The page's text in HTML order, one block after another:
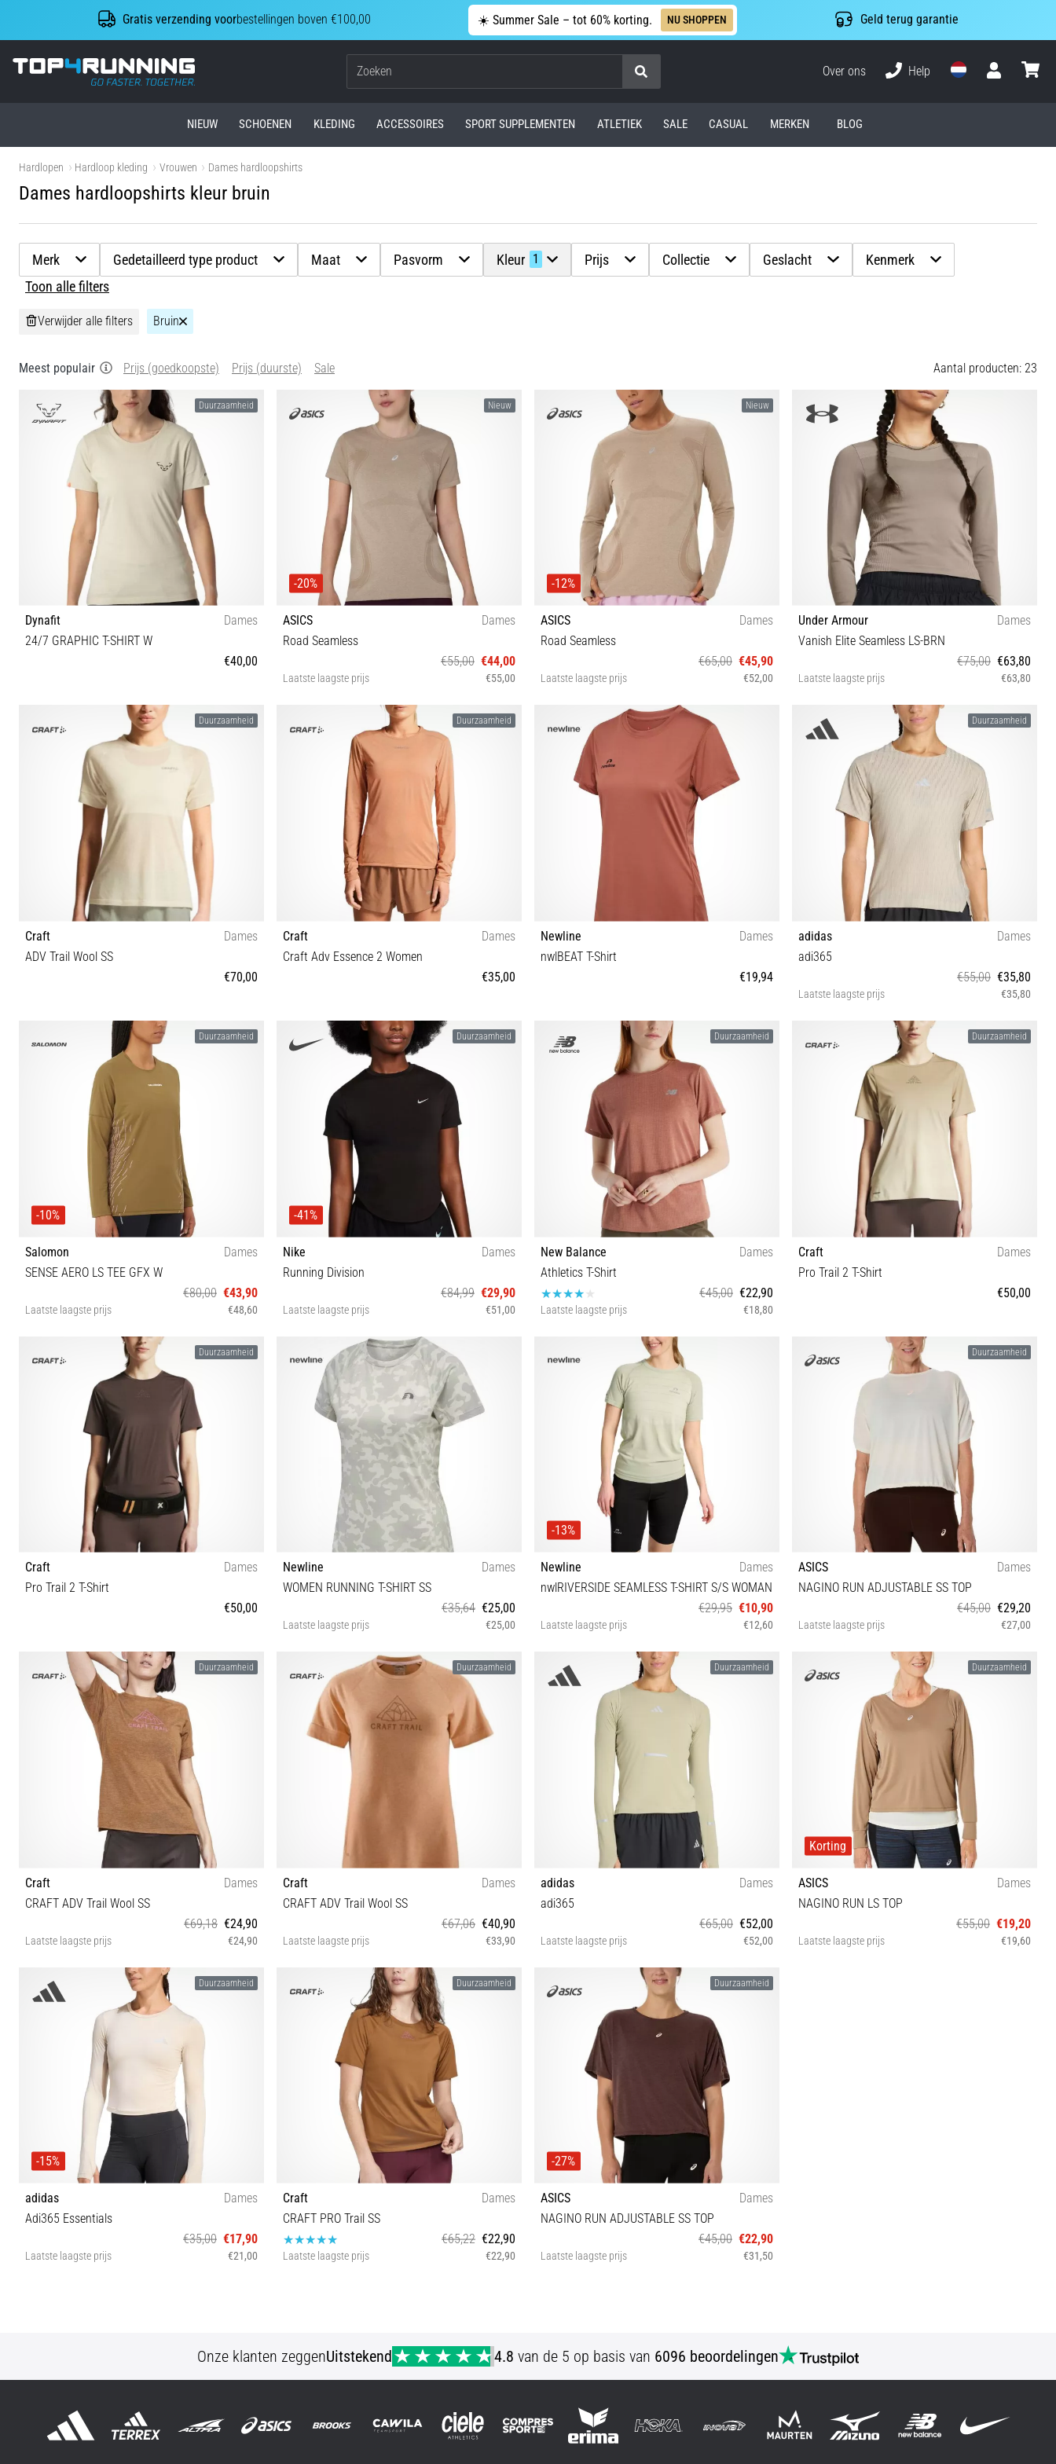
Gratis verzending voorbestellingen boven €100,00 ☀️ Summer Sale – tot 60% korting. NU SHOPPEN Geld terug garantie
Top4Running.be
Zoeken
Over ons
Help
NIEUW SCHOENEN KLEDING ACCESSOIRES SPORT SUPPLEMENTEN ATLETIEK SALE CASUAL MERKEN BLOG
Hardlopen Hardloop kleding Vrouwen Dames hardloopshirts
Dames hardloopshirts kleur bruin
Merk Gedetailleerd type product Maat Pasvorm Kleur 1 Prijs Collectie Geslacht
Kenmerk
Toon alle filters
Verwijder alle filters Bruin
Meest populair Prijs (goedkoopste) Prijs (duurste) Sale Aantal producten: 23
Duurzaamheid
Dynafit
Dames
24/7 GRAPHIC T-SHIRT W
€40,00
S M L
Nieuw
-20%
ASICS
Dames
Road Seamless
€55,00 €44,00
Laatste laagste prijs €55,00
XS S M L
Nieuw
-12%
ASICS
Dames
Road Seamless
€65,00 €45,90
Laatste laagste prijs €52,00
XS S M L
Under Armour
Dames
Vanish Elite Seamless LS-BRN
€75,00 €63,80
Laatste laagste prijs €63,80
M
Duurzaamheid
Craft
Dames
ADV Trail Wool SS
€70,00
L XL XS S M
Duurzaamheid
Craft
Dames
Craft Adv Essence 2 Women
€35,00
XS S M L XL XXL
Newline
Dames
nwlBEAT T-Shirt
€19,94
XL
Duurzaamheid
adidas
Dames
adi365
€55,00 €35,80
Laatste laagste prijs €35,80
M L
Duurzaamheid
-10%
Salomon
Dames
SENSE AERO LS TEE GFX W
€80,00 €43,90
Laatste laagste prijs €48,60
XS S M L
Duurzaamheid
-41%
Nike
Dames
Running Division
€84,99 €29,90
Laatste laagste prijs €51,00
XS
Duurzaamheid
New Balance
Dames
Athletics T-Shirt
€45,00 €22,90
Laatste laagste prijs €18,80
L
Duurzaamheid
Craft
Dames
Pro Trail 2 T-Shirt
€50,00
L XXL XS M
Duurzaamheid
Craft
Dames
Pro Trail 2 T-Shirt
€50,00
L XS S M
Newline
Dames
WOMEN RUNNING T-SHIRT SS
€35,64 €25,00
Laatste laagste prijs €25,00
XS
-13%
Newline
Dames
nwlRIVERSIDE SEAMLESS T-SHIRT S/S WOMAN
€29,95 €10,90
Laatste laagste prijs €12,60
XS S M L XL XXL
Duurzaamheid
ASICS
Dames
NAGINO RUN ADJUSTABLE SS TOP
€45,00 €29,20
Laatste laagste prijs €27,00
M L
Duurzaamheid
Craft
Dames
CRAFT ADV Trail Wool SS
€69,18 €24,90
Laatste laagste prijs €24,90
XL
Duurzaamheid
Craft
Dames
CRAFT ADV Trail Wool SS
€67,06 €40,90
Laatste laagste prijs €33,90
S
Duurzaamheid
adidas
Dames
adi365
€65,00 €52,00
Laatste laagste prijs €52,00
L
Duurzaamheid
Korting
ASICS
Dames
NAGINO RUN LS TOP
€55,00 €19,20
Laatste laagste prijs €19,60
Duurzaamheid
-15%
adidas
Dames
Adi365 Essentials
€35,00 €17,90
Laatste laagste prijs €21,00
Duurzaamheid
Craft
Dames
CRAFT PRO Trail SS
€65,22 €22,90
Laatste laagste prijs €22,90
Duurzaamheid
-27%
ASICS
Dames
NAGINO RUN ADJUSTABLE SS TOP
€45,00 €22,90
Laatste laagste prijs €31,50
Onze klanten zeggenUitstekend 4.8 van de 5 op basis van 6096 beoordelingen